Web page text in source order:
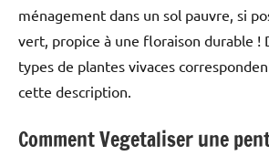
ménagement dans un sol pauvre, si
vert, propice à une floraison durable !
types de plantes vivaces
cette description.
Comment Vegetaliser une